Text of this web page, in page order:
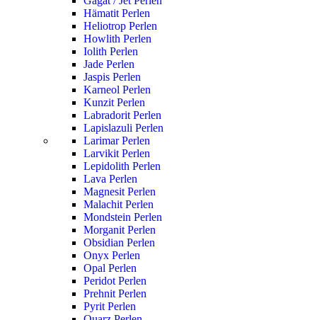
Hämatit Perlen
Heliotrop Perlen
Howlith Perlen
Iolith Perlen
Jade Perlen
Jaspis Perlen
Karneol Perlen
Kunzit Perlen
Labradorit Perlen
Lapislazuli Perlen
Larimar Perlen
Larvikit Perlen
Lepidolith Perlen
Lava Perlen
Magnesit Perlen
Malachit Perlen
Mondstein Perlen
Morganit Perlen
Obsidian Perlen
Onyx Perlen
Opal Perlen
Peridot Perlen
Prehnit Perlen
Pyrit Perlen